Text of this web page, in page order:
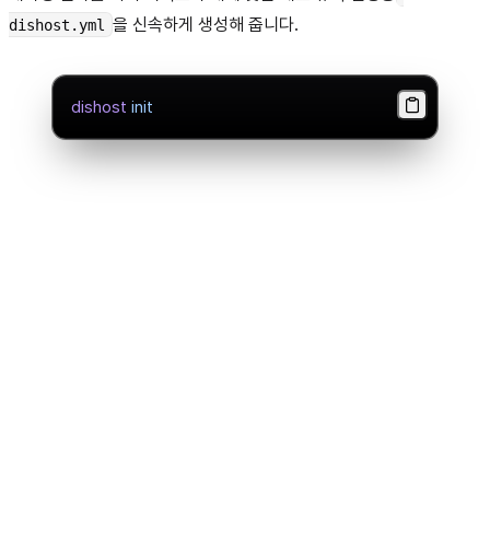
dishost.yml 을 신속하게 생성해 줍니다.
dishost init